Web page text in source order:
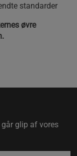
standarder
øvre
glip af vores